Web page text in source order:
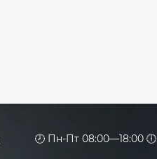
🕗 Пн-Пт 08:00—18:00 🕕